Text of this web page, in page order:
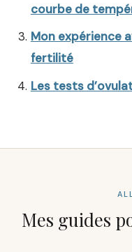
courbe de
Mon expérience
fertilité
Les tests
Mes guides